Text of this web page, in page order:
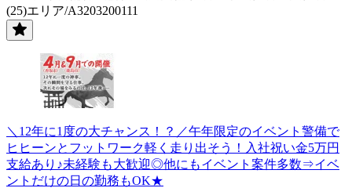
(25)エリア/A3203200111
＼12年に1度の大チャンス！？／午年限定のイベント警備で
ヒヒーンとフットワーク軽く走り出そう！入社祝い金5万円
支給あり♪未経験も大歓迎◎他にもイベント案件多数⇒イベ
ントだけの日の勤務もOK★